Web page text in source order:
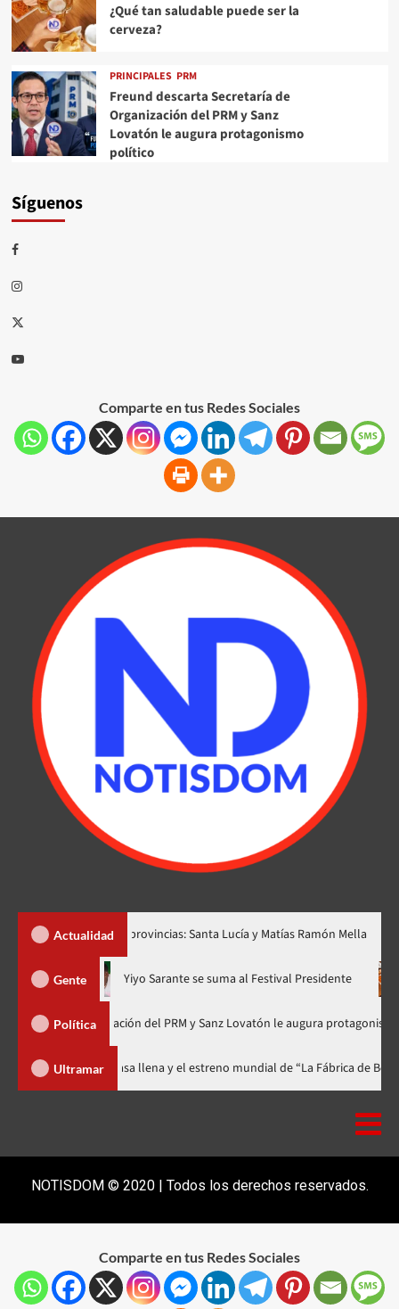
¿Qué tan saludable puede ser la
cerveza?
PRINCIPALES PRM
Freund descarta Secretaría de
Organización del PRM y Sanz
Lovatón le augura protagonismo
político
Síguenos
Comparte en tus Redes Sociales
Actualidad
dos nuevas provincias: Santa Lucía y Matías Ramón Mella
Gente
en nuevo horario Yiyo Sarante se suma al Festival
Política
Organización del PRM y Sanz Lovatón le augura protagonismo político
Ultramar
celebra 15 años con una gala a casa llena y el estreno mundial de “La
NOTISDOM © 2020 | Todos los derechos reservados.
Comparte en tus Redes Sociales